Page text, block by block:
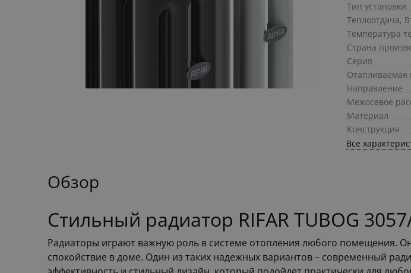
Тип установки
Теплоотдача,
Температура
Страна
Серия
Отапливаемая
Направление
Межосевое
Материал
Конструкция
Все
Обзор
Стильный радиатор RIFAR TUBOG
Радиаторы играют важную роль в системе отопления любого помещения.
спокойствие в доме. Один из таких надежных вариантов – современный